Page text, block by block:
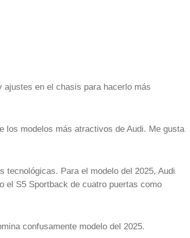
ajustes en el chasis para hacerlo más
los modelos más atractivos de Audi. Me gusta
tecnológicas. Para el modelo del 2025, Audi
el S5 Sportback de cuatro puertas como
confusamente modelo del 2025.